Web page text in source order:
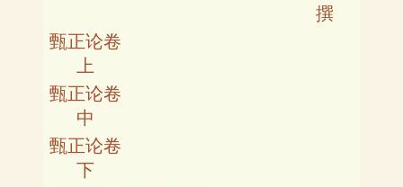
撰
甄正论卷
上
甄正论卷
中
甄正论卷
下